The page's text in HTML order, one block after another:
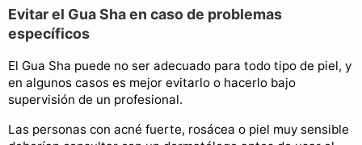
Evitar el Gua Sha en caso de problemas
específicos
El Gua Sha puede no ser adecuado para todo tipo de piel, y
en algunos casos es mejor evitarlo o hacerlo bajo
supervisión de un profesional.
Las personas con acné fuerte, rosácea o piel muy sensible